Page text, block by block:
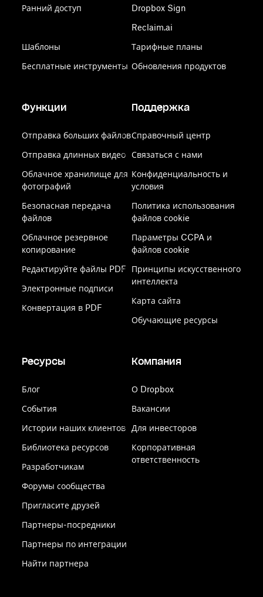
Ранний доступ
Шаблоны
Бесплатные инструменты
Dropbox Sign
Reclaim.ai
Тарифные планы
Обновления продуктов
Функции
Отправка больших файлов
Отправка длинных видео
Облачное хранилище для
фотографий
Безопасная передача
файлов
Облачное резервное
копирование
Редактируйте файлы PDF
Электронные подписи
Конвертация в PDF
Поддержка
Справочный центр
Связаться с нами
Конфиденциальность и
условия
Политика использования
файлов cookie
Параметры CCPA и
файлов cookie
Принципы искусственного
интеллекта
Карта сайта
Обучающие ресурсы
Ресурсы
Блог
События
Истории наших клиентов
Библиотека ресурсов
Разработчикам
Форумы сообщества
Пригласите друзей
Партнеры-посредники
Партнеры по интеграции
Найти партнера
Компания
О Dropbox
Вакансии
Для инвесторов
Корпоративная
ответственность